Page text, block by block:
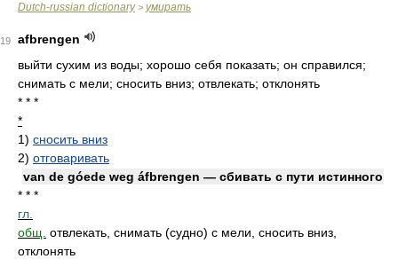
Dutch-russian dictionary> умирать
19
afbrengen
выйти сухим из воды; хорошо себя показать; он справился;
снимать с мели; сносить вниз; отвлекать; отклонять
* * *
*
1) сносить вниз
2) отговаривать
van de góede weg áfbrengen — сбивать с пути истинного
* * *
гл.
общ. отвлекать, снимать (судно) с мели, сносить вниз,
отклонять